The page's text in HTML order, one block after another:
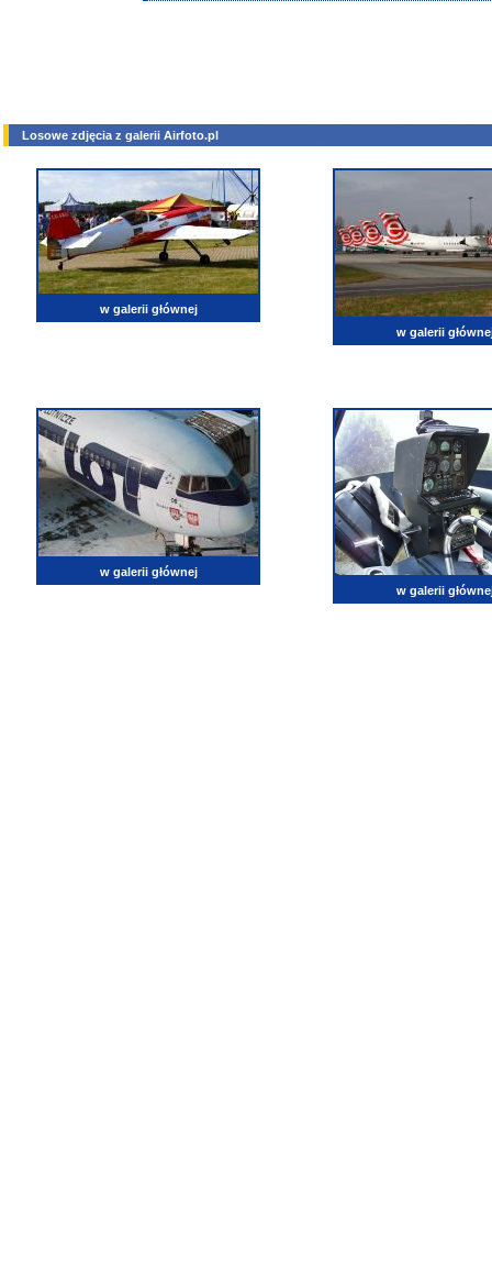
Losowe zdjęcia z galerii Airfoto.pl
w galerii głównej
w galerii
w galerii głównej
w galerii